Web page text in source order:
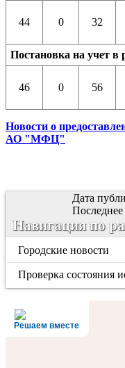
44 0 32
Постановка на учет в
46 0 56
Новости о
АО "МФЦ"
Дата
Навигация по
Городские новости
Проверка состояния
Решаем вместе